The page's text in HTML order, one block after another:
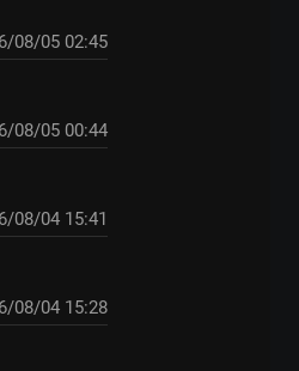
08/05 02:45
08/05 00:44
08/04 15:41
08/04 15:28